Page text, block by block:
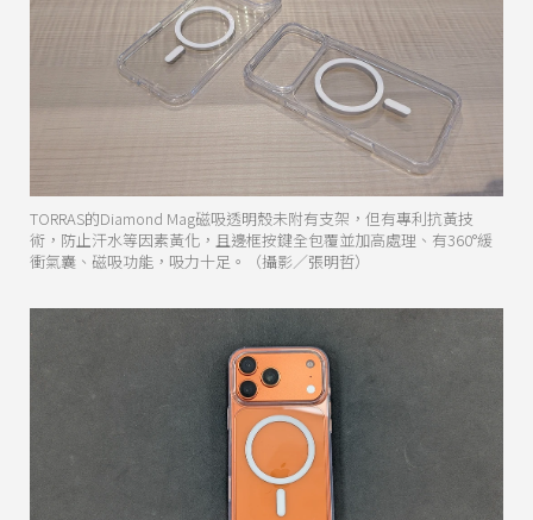
TORRAS的Diamond Mag磁吸透明殼未附有支架，但有專利抗黃技
術，防止汗水等因素黃化，且邊框按鍵全包覆並加高處理、有360°緩
衝氣囊、磁吸功能，吸力十足。（攝影／張明哲）